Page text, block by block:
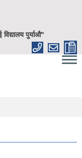
विद्यालय पुर्याऔ"